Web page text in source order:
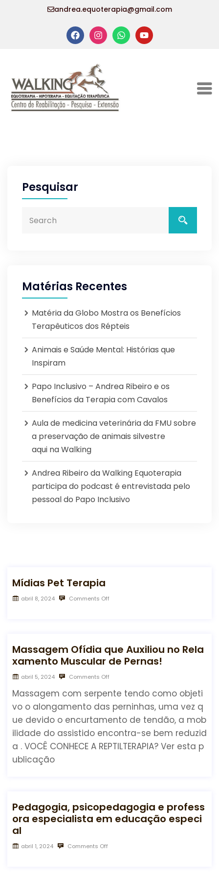
andrea.equoterapia@gmail.com
Pesquisar
Matérias Recentes
Matéria da Globo Mostra os Benefícios
Terapêuticos dos Répteis
Animais e Saúde Mental: Histórias que
Inspiram
Papo Inclusivo – Andrea Ribeiro e os
Benefícios da Terapia com Cavalos
Aula de medicina veterinária da FMU sobre
a preservação de animais silvestre
aqui na Walking
Andrea Ribeiro da Walking Equoterapia
participa do podcast é entrevistada pelo
pessoal do Papo Inclusivo
Mídias Pet Terapia
abril 8, 2024 Comments Off
Massagem Ofídia que Auxiliou no Rela
xamento Muscular de Pernas!
abril 5, 2024 Comments Off
Massagem com serpente tendo como objeti
vo o alongamento das perninhas, uma vez q
ue devido o encurtamento de tendão, a mob
ilidade do assistido encontra-se bem reduzid
a . VOCÊ CONHECE A REPTILTERAPIA? Ver esta p
ublicação
Pedagogia, psicopedagogia e profess
ora especialista em educação especi
al
abril 1, 2024 Comments Off